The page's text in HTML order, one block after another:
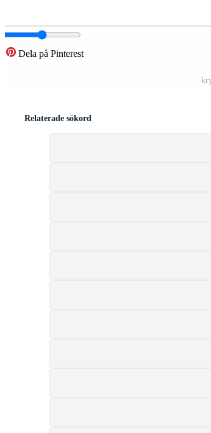
Dela på Pinterest
Relaterade sökord